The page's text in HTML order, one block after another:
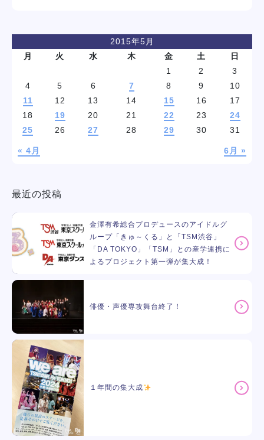
2015年5月
月
火 水 木 金 土 日
« 4月 6月 »
1 2
3
4
5 6 7 8 9
10
11
12 13 14 15 16
17
18
19 20 21 22 23
24
25
26 27 28 29 30 31
最近の投稿
金澤有希総合プロデュースのアイドルグ
ループ「きゅ～くる」と「TSM渋谷」
「DA TOKYO」「TSM」との産学連携に
よるプロジェクト第一弾が集大成！
俳優・声優専攻舞台終了！
１年間の集大成
訪問者別